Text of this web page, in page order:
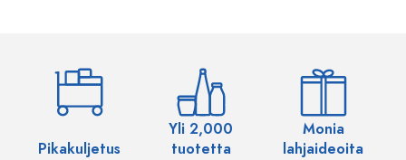
Pikakuljetus
Yli 2,000
tuotetta
Monia
lahjaideoita